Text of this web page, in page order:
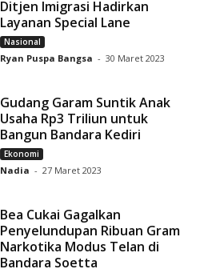
Ditjen Imigrasi Hadirkan
Layanan Special Lane
Nasional
Ryan Puspa Bangsa - 30 Maret 2023
Gudang Garam Suntik Anak
Usaha Rp3 Triliun untuk
Bangun Bandara Kediri
Ekonomi
Nadia - 27 Maret 2023
Bea Cukai Gagalkan
Penyelundupan Ribuan Gram
Narkotika Modus Telan di
Bandara Soetta